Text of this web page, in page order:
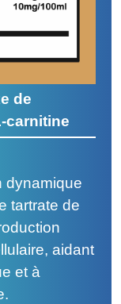
de
carnitine
dynamique
tartrate de
aidant
et à